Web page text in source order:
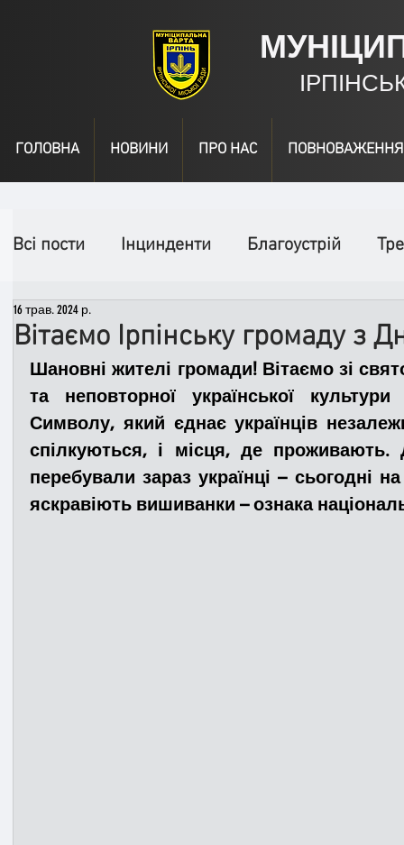
ГОЛОВНА НОВИНИ ПРО НАС ПОВНОВАЖЕННЯ
Всі пости Інцинденти Благоустрій
День народження
Спільні заходи Надзвичайні заходи
Медицина Новини ДТП
Вітаємо Ірпінську громаду з
16 трав. 2024 р.
Шановні жителі громади! Вітаємо зі
та неповторної української
Символу, який єднає українців
спілкуються, і місця, де
перебували зараз українці – сьогодні
яскравіють вишиванки – ознака